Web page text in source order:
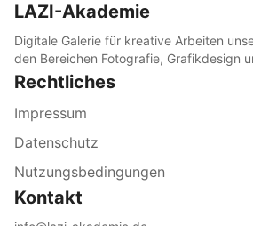
LAZI-Akademie
Digitale Galerie für kreative Arbeiten
den Bereichen Fotografie, Grafikdesign
Rechtliches
Impressum
Datenschutz
Nutzungsbedingungen
Kontakt